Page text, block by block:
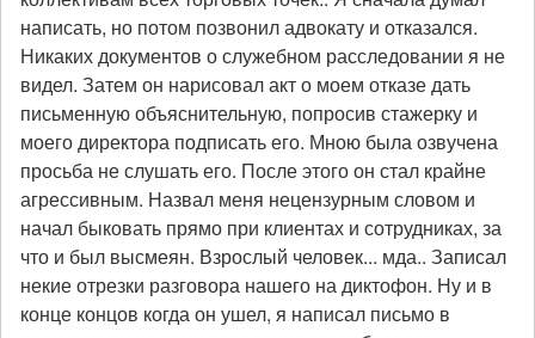
написать, но потом позвонил адвокату и отказался.
Никаких документов о служебном расследовании я не
видел. Затем он нарисовал акт о моем отказе дать
письменную объяснительную, попросив стажерку и
моего директора подписать его. Мною была озвучена
просьба не слушать его. После этого он стал крайне
агрессивным. Назвал меня нецензурным словом и
начал быковать прямо при клиентах и сотрудниках, за
что и был высмеян. Взрослый человек... мда.. Записал
некие отрезки разговора нашего на диктофон. Ну и в
конце концов когда он ушел, я написал письмо в